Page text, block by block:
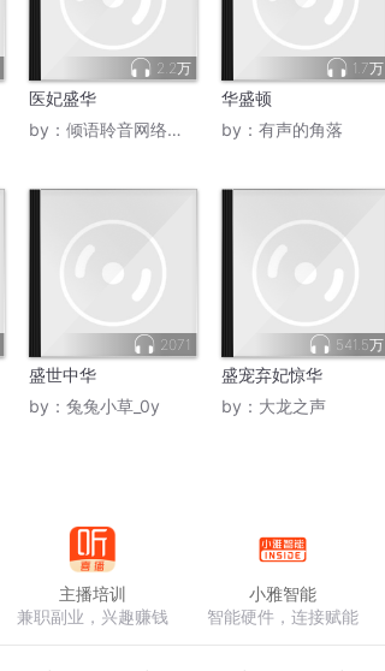
2.2万
医妃盛华
by： 倾语聆音网络文化传媒
1.7万
华盛顿
by： 有声的角落
2071
盛世中华
by： 兔兔小草_0y
541.5万
盛宠弃妃惊华
by： 大龙之声
主播培训
兼职副业，兴趣赚钱
小雅智能
智能硬件，连接赋能